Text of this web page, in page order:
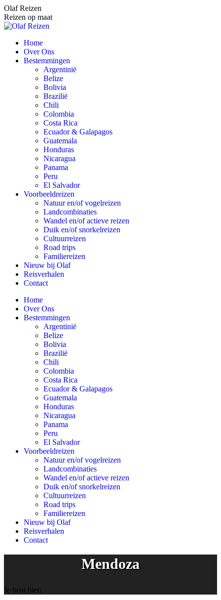
Spring
naar
content
Olaf Reizen
Reizen op maat
Home
Over Ons
Bestemmingen
Argentinië
Belize
Bolivia
Brazilië
Chili
Colombia
Costa Rica
Ecuador & Galapagos
Guatemala
Honduras
Nicaragua
Panama
Peru
El Salvador
Voorbeeldreizen
Natuur en/of vogelreizen
Landcombinaties
Wandel en/of actieve reizen
Duik en/of snorkelreizen
Cultuurreizen
Road trips
Familiereizen
Nieuw bij Olaf
Reisverhalen
Contact
Home
Over Ons
Bestemmingen
Argentinië
Belize
Bolivia
Brazilië
Chili
Colombia
Costa Rica
Ecuador & Galapagos
Guatemala
Honduras
Nicaragua
Panama
Peru
El Salvador
Voorbeeldreizen
Natuur en/of vogelreizen
Landcombinaties
Wandel en/of actieve reizen
Duik en/of snorkelreizen
Cultuurreizen
Road trips
Familiereizen
Nieuw bij Olaf
Reisverhalen
Contact
Mendoza
Je bent hier: